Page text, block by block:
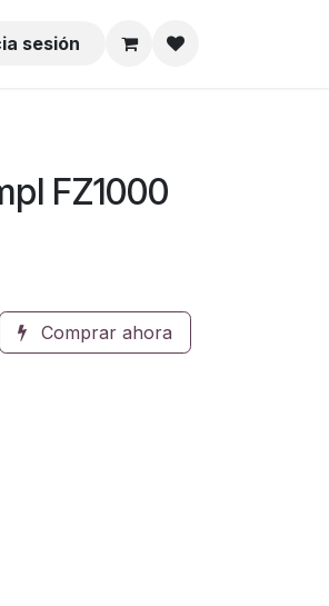
sesión
FZ1000
Comprar ahora